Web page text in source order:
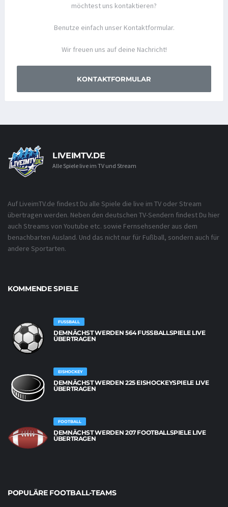
möchtest uns kontaktieren?
Benutze einfach unser Kontaktformular.
Wir freuen uns auf deine Nachricht!
KONTAKTFORMULAR
LIVEIMTV.DE
Alle Spiele live im TV und Stream
Auf LiveimTV.de findest Du alle Spiele die live im TV oder Stream
übertragen werden. Neben den deutschen TV-Sendern findest Du hier
auch Streams von Youtube etc. sowie Fernsehsender aus dem
benachbarten Ausland. Und das nicht nur für Fußball, sondern auch für
andere Sportarten.
KOMMENDE SPIELE
FUSSBALL
DEMNÄCHST WERDEN 564 FUSSBALLSPIELE LIVE Ü
BERTRAGEN
EISHOCKEY
DEMNÄCHST WERDEN 225 EISHOCKEYSPIELE LIVE
ÜBERTRAGEN
FOOTBALL
DEMNÄCHST WERDEN 207 FOOTBALLSPIELE LIVE
ÜBERTRAGEN
POPULÄRE FOOTBALL-TEAMS